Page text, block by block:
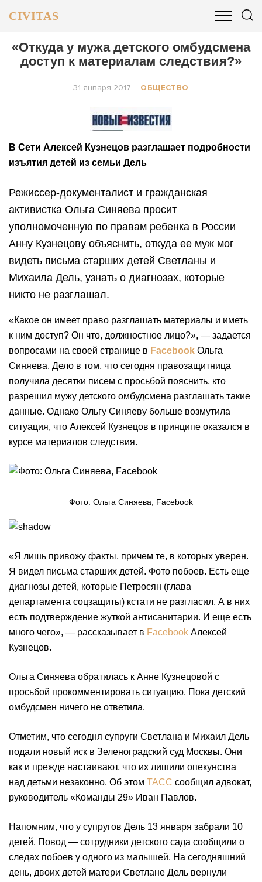
CIVITAS
ОБЩЕСТВО БИЗНЕС И ФИНАНСЫ
«Откуда у мужа детского омбудсмена
доступ к материалам следствия?»
31 января 2017 ОБЩЕСТВО
В Сети Алексей Кузнецов разглашает подробности
изъятия детей из семьи Дель
Режиссер-документалист и гражданская
активистка Ольга Синяева просит
уполномоченную по правам ребенка в России
Анну Кузнецову объяснить, откуда ее муж мог
видеть письма старших детей Светланы и
Михаила Дель, узнать о диагнозах, которые
никто не разглашал.
«Какое он имеет право разглашать материалы и иметь
к ним доступ? Он что, должностное лицо?», — задается
вопросами на своей странице в Facebook Ольга
Синяева. Дело в том, что сегодня правозащитница
получила десятки писем с просьбой пояснить, кто
разрешил мужу детского омбудсмена разглашать такие
данные. Однако Ольгу Синяеву больше возмутила
ситуация, что Алексей Кузнецов в принципе оказался в
курсе материалов следствия.
Фото: Ольга Синяева, Facebook
«Я лишь привожу факты, причем те, в которых уверен.
Я видел письма старших детей. Фото побоев. Есть еще
диагнозы детей, которые Петросян (глава
департамента соцзащиты) кстати не разгласил. А в них
есть подтверждение жуткой антисанитарии. И еще есть
много чего», — рассказывает в Facebook Алексей
Кузнецов.
Ольга Синяева обратилась к Анне Кузнецовой с
просьбой прокомментировать ситуацию. Пока детский
омбудсмен ничего не ответила.
Отметим, что сегодня супруги Светлана и Михаил Дель
подали новый иск в Зеленоградский суд Москвы. Они
как и прежде настаивают, что их лишили опекунства
над детьми незаконно. Об этом ТАСС сообщил адвокат,
руководитель «Команды 29» Иван Павлов.
Напомним, что у супругов Дель 13 января забрали 10
детей. Повод — сотрудники детского сада сообщили о
следах побоев у одного из малышей. На сегодняшний
день, двоих детей матери Светлане Дель вернули